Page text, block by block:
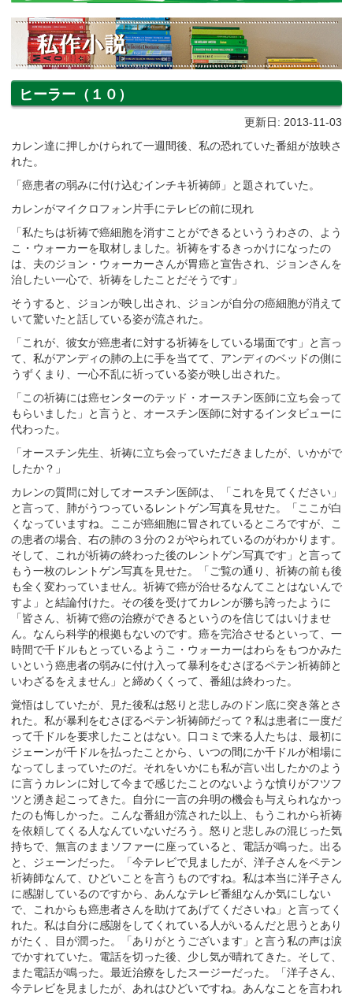
ヒーラー（１０）
更新日: 2013-11-03
カレン達に押しかけられて一週間後、私の恐れていた番組が放映さ
れた。
「癌患者の弱みに付け込むインチキ祈祷師」と題されていた。
カレンがマイクロフォン片手にテレビの前に現れ
「私たちは祈祷で癌細胞を消すことができるといううわさの、よう
こ・ウォーカーを取材しました。祈祷をするきっかけになったの
は、夫のジョン・ウォーカーさんが胃癌と宣告され、ジョンさんを
治したい一心で、祈祷をしたことだそうです」
そうすると、ジョンが映し出され、ジョンが自分の癌細胞が消えて
いて驚いたと話している姿が流された。
「これが、彼女が癌患者に対する祈祷をしている場面です」と言っ
て、私がアンディの肺の上に手を当てて、アンディのベッドの側に
うずくまり、一心不乱に祈っている姿が映し出された。
「この祈祷には癌センターのテッド・オースチン医師に立ち会って
もらいました」と言うと、オースチン医師に対するインタビューに
代わった。
「オースチン先生、祈祷に立ち会っていただきましたが、いかがで
したか？」
カレンの質問に対してオースチン医師は、「これを見てください」
と言って、肺がうつっているレントゲン写真を見せた。「ここが白
くなっていますね。ここが癌細胞に冒されているところですが、こ
の患者の場合、右の肺の３分の２がやられているのがわかります。
そして、これが祈祷の終わった後のレントゲン写真です」と言って
もう一枚のレントゲン写真を見せた。「ご覧の通り、祈祷の前も後
も全く変わっていません。祈祷で癌が治せるなんてことはないんで
すよ」と結論付けた。その後を受けてカレンが勝ち誇ったように
「皆さん、祈祷で癌の治療ができるというのを信じてはいけませ
ん。なんら科学的根拠もないのです。癌を完治させるといって、一
時間で千ドルもとっているようこ・ウォーカーはわらをもつかみた
いという癌患者の弱みに付け入って暴利をむさぼるペテン祈祷師と
いわざるをえません」と締めくくって、番組は終わった。
覚悟はしていたが、見た後私は怒りと悲しみのドン底に突き落とさ
れた。私が暴利をむさぼるペテン祈祷師だって？私は患者に一度だ
って千ドルを要求したことはない。口コミで来る人たちは、最初に
ジェーンが千ドルを払ったことから、いつの間にか千ドルが相場に
なってしまっていたのだ。それをいかにも私が言い出したかのよう
に言うカレンに対して今まで感じたことのないような憤りがフツフ
ツと湧き起こってきた。自分に一言の弁明の機会も与えられなかっ
たのも悔しかった。こんな番組が流された以上、もうこれから祈祷
を依頼してくる人なんていないだろう。怒りと悲しみの混じった気
持ちで、無言のままソファーに座っていると、電話が鳴った。出る
と、ジェーンだった。「今テレビで見ましたが、洋子さんをペテン
祈祷師なんて、ひどいことを言うものですね。私は本当に洋子さん
に感謝しているのですから、あんなテレビ番組なんか気にしない
で、これからも癌患者さんを助けてあげてくださいね」と言ってく
れた。私は自分に感謝をしてくれている人がいるんだと思うとあり
がたく、目が潤った。「ありがとうございます」と言う私の声は涙
でかすれていた。電話を切った後、少し気が晴れてきた。そして、
また電話が鳴った。最近治療をしたスージーだった。「洋子さん、
今テレビを見ましたが、あれはひどいですね。あんなことを言われ